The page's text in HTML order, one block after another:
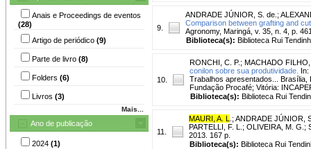
Anais e Proceedings de eventos
(28)
Artigo de periódico (9)
Parte de livro (8)
Folders (6)
Livros (3)
Mais...
Ano de publicação
2024 (1)
9.
ANDRADE JÚNIOR, S. de. ;
Comparison between grafting and
Agronomy, Maringá, v. 35, n. 4, p.
Biblioteca(s): Biblioteca Rui
10.
RONCHI, C. P. ; MACHADO
conilon sobre sua produtividade. In:
Trabalhos apresentados... Brasília,
Fundação Procafé; Vitória:
Biblioteca(s): Biblioteca Rui
11.
MAURI, A. L ; ANDRADE JÚNIOR,
PARTELLI, F. L.; OLIVEIRA, M. G.;
2013. 167 p.
Biblioteca(s): Biblioteca Rui